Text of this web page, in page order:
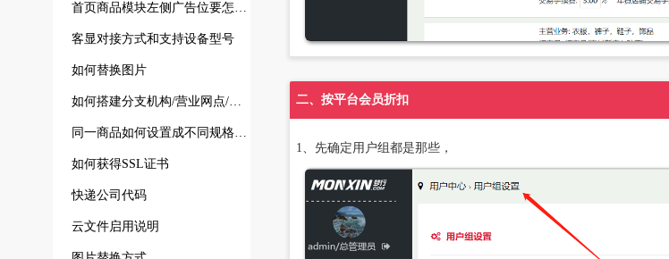
首页商品模块左侧广告位要怎么换图
客显对接方式和支持设备型号
如何替换图片
如何搭建分支机构/营业网点/门店地图导航展示系统
同一商品如何设置成不同规格不同价格
如何获得SSL证书
快递公司代码
云文件启用说明
二、按平台会员折扣
1、先确定用户组都是那些，